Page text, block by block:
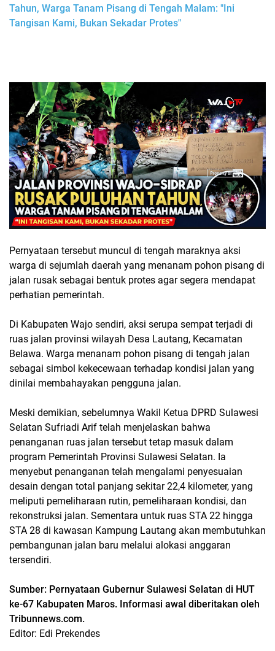
Tahun, Warga Tanam Pisang di Tengah Malam: "Ini
Tangisan Kami, Bukan Sekadar Protes"
Pernyataan tersebut muncul di tengah maraknya aksi
warga di sejumlah daerah yang menanam pohon pisang di
jalan rusak sebagai bentuk protes agar segera mendapat
perhatian pemerintah.
Di Kabupaten Wajo sendiri, aksi serupa sempat terjadi di
ruas jalan provinsi wilayah Desa Lautang, Kecamatan
Belawa. Warga menanam pohon pisang di tengah jalan
sebagai simbol kekecewaan terhadap kondisi jalan yang
dinilai membahayakan pengguna jalan.
Meski demikian, sebelumnya Wakil Ketua DPRD Sulawesi
Selatan Sufriadi Arif telah menjelaskan bahwa
penanganan ruas jalan tersebut tetap masuk dalam
program Pemerintah Provinsi Sulawesi Selatan. Ia
menyebut penanganan telah mengalami penyesuaian
desain dengan total panjang sekitar22,4 kilometer, yang
meliputi pemeliharaan rutin, pemeliharaan kondisi, dan
rekonstruksi jalan. Sementara untuk ruas STA 22 hingga
STA 28 di kawasan Kampung Lautang akan membutuhkan
pembangunan jalan baru melalui alokasi anggaran
tersendiri.
Sumber: Pernyataan Gubernur Sulawesi Selatan di HUT
ke-67 Kabupaten Maros. Informasi awal diberitakan oleh
Tribunnews.com.
Editor: Edi Prekendes